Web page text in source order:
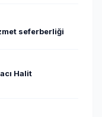
seferberliği
Halit